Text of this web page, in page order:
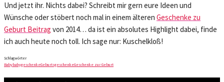
Und jetzt ihr. Nichts dabei? Schreibt mir gern eure Ideen und
Wünsche oder stöbert noch mal in einem älteren Geschenke zu
Geburt Beitrag von 2014… da ist ein absolutes Highlight dabei, finde
ich auch heute noch toll. Ich sage nur: Kuschelkloß!
Schlagwörter
BabybabygeschenkeGeburtsgeschenkeGeschenke zur Geburt